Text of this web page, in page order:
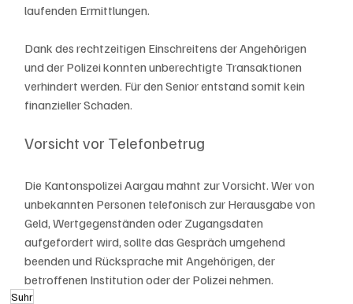
laufenden Ermittlungen.
Dank des rechtzeitigen Einschreitens der Angehörigen
und der Polizei konnten unberechtigte Transaktionen
verhindert werden. Für den Senior entstand somit kein
finanzieller Schaden.
Vorsicht vor Telefonbetrug
Die Kantonspolizei Aargau mahnt zur Vorsicht. Wer von
unbekannten Personen telefonisch zur Herausgabe von
Geld, Wertgegenständen oder Zugangsdaten
aufgefordert wird, sollte das Gespräch umgehend
beenden und Rücksprache mit Angehörigen, der
betroffenen Institution oder der Polizei nehmen.
Suhr